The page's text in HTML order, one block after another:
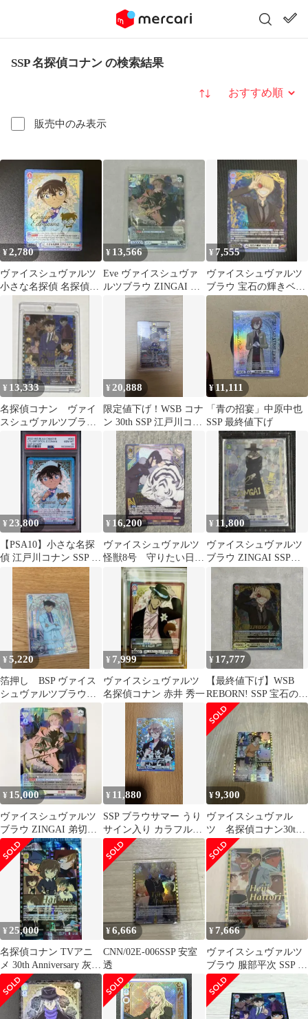
SSP 名探偵コナン の検索結果
販売中のみ表示
並び替え
¥2,780
ヴァイスシュヴァルツ
小さな名探偵 名探偵コ
ナン 江戸川コナン SSP
¥ 13,566
Eve ヴァイスシュヴァ
ルツブラウ ZINGAI 弟
切飛 SSP
¥ 7,555
ヴァイスシュヴァルツ
ブラウ 宝石の輝きベル
フェゴール SSP
¥ 13,333
名探偵コナン ヴァイ
スシュヴァルツブラ
ウ 30周年 SSP 工藤
¥ 20,888
限定値下げ！WSB コナ
ン 30th SSP 江戸川コナ
¥ 11,111
「青の招宴」中原中也
SSP 最終値下げ
¥23,800
【PSA10】小さな名探
偵 江戸川コナン SSP ヴ
ァイスシュヴァルツブ
ラウ
¥ 16,200
ヴァイスシュヴァルツ
怪獣8号 守りたい日常
亜白ミナ SSP
¥ 11,800
ヴァイスシュヴァルツ
ブラウ ZINGAI SSPひ
¥5,220
箔押し BSP ヴァイス
シュヴァルツブラウ
名探偵コナン 工藤新
¥ 7,999
ヴァイスシュヴァルツ
名探偵コナン 赤井 秀一
¥ 17,777
【最終値下げ】WSB
REBORN! SSP 宝石の輝
き ベルフェゴール
¥ 15,000
ヴァイスシュヴァルツ
ブラウ ZINGAI 弟切飛
SSP サイン
¥ 11,880
SSP ブラウサマー うり
サイン入り カラフルピ
ーチ からぴち ヴァイス
¥9,300
ヴァイスシュヴァル
ツ 名探偵コナン30th
遠山和葉 SSP
¥ 25,000
名探偵コナン TVアニ
メ 30th Anniversary 灰原
哀 SSP
¥6,666
CNN/02E-006SSP 安室
透
¥ 7,666
ヴァイスシュヴァルツ
ブラウ 服部平次 SSP 名
探偵コナン